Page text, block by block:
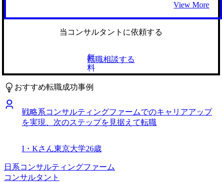
いう悩みを抱えていました。しかし、坂口さんのマンツーマ
ンの面接対策でフィードバックを頂きながら進められ、また
悩みも気軽に相談できたことで、最終的には自信をもって面
を明確化することができ、転職活動のモチベーションを安定
して持ち続けることができました。 また、共有いただいた
各ファームごとの特徴をはじめとする業界知見はビヘイビア
面接の際にも役立てることができました。 前職の都合で出
張が多かったこともあり、体調を整えきれず面接に臨んでし
まったことがありました。後悔しないためにも事前の体調管
理などは徹底することが重要だと思います。 転職前は年収
れば市場価値が高まると聞いたので、話だけ聞いてみようと
思い、MyVisionさんに連絡しました。 エージェントの坂口
さんから、これまでのSCM経験や子会社との折衝経験がか
っているうちに、次第に興味も湧いてきて、コンサルティン
グファームを受けてみることにしました。 1社です。 ビズリ
ーチでオファーをもらったのがMyVisionさんでした。 坂口
さんは、非常に朗らかで真剣に話を聞いてくださる方で、と
ても話しやすく親近感がありました。 コンサルタントとし
て実績を積んで行けば、将来的に事業会社からいいポジショ
ンのオファーが来ることも珍しくないことを教えていただ
き、前向きに転職をしようと思いました。 コンサルティン
で、そもそもコンサルタントが何をやっているのか、どんな
仕組みや中長期的なキャリアパスについても丁寧に教えてい
ただきました。非常に分かりやすいスライドを投影していた
View More
当コンサルタントに依頼する
無
料
転職相談する
おすすめ転職成功事例
戦略系コンサルティングファームでのキャリアアップ
を実現、次のステップを見据えて転職
I・Kさん東京大学26歳
日系コンサルティングファーム
コンサルタント